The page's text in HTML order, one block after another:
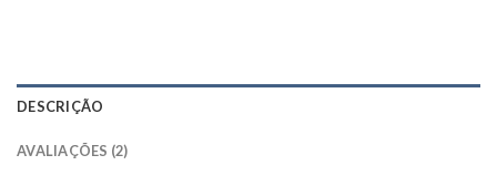
DESCRIÇÃO
AVALIAÇÕES (2)